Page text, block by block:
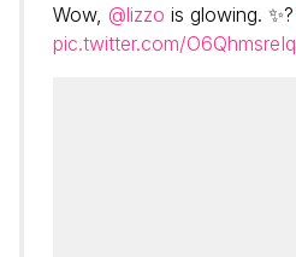
Wow, @lizzo is glowing. ✨?
pic.twitter.com/O6QhmsreIq